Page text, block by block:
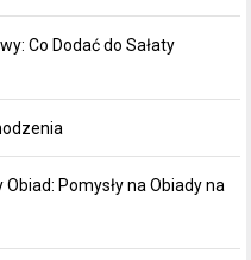
Co Dodać do Sałaty
Pomysły na Obiady na